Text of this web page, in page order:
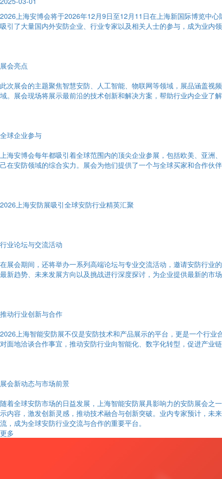
2026上海安博会将于2026年12月9日至12月11日在上海新国际博览中
吸引了大量国内外安防企业、行业专家以及相关人士的参与，成为业内
展会亮点
此次展会的主题聚焦智慧安防、人工智能、物联网等领域，展品涵盖
域。展会现场将展示最前沿的技术创新和解决方案，帮助行业内企业了
全球企业参与
上海安博会每年都吸引着全球范围内的顶尖企业参展，包括欧美、亚
己在安防领域的综合实力。展会为他们提供了一个与全球买家和合作伙
2026上海安防展吸引全球安防行业精英汇聚
行业论坛与交流活动
在展会期间，还将举办一系列高端论坛与专业交流活动，邀请安防行业
最新趋势、未来发展方向以及挑战进行深度探讨，为企业提供最新的市
推动行业创新与合作
2026上海智能安防展不仅是安防技术和产品展示的平台，更是一个行
对面地洽谈合作事宜，推动安防行业向智能化、数字化转型，促进产业
展会新动态与市场前景
随着全球安防市场的日益发展，上海智能安防展具影响力的安防展会之
示内容，激发创新灵感，推动技术融合与创新突破。业内专家预计，未
流，成为全球安防行业交流与合作的重要平台。
更多